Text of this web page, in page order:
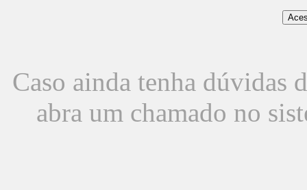
Caso ainda tenha dúvidas
abra um chamado no